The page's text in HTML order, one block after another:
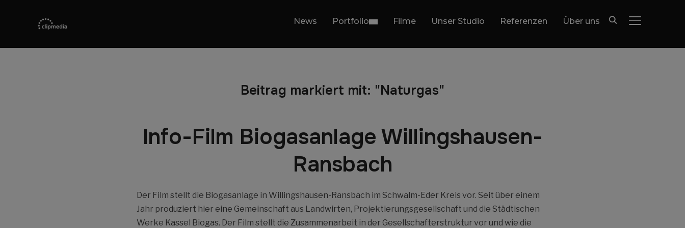
News Portfolio Filme Unser Studio Referenzen Über uns
Beitrag markiert mit: "Naturgas"
Info-Film Biogasanlage Willingshausen-
Ransbach
Der Film stellt die Biogasanlage in Willingshausen-Ransbach im Schwalm-Eder Kreis vor. Seit über einem
Jahr produziert hier eine Gemeinschaft aus Landwirten, Projektierungsgesellschaft und die Städtischen
Werke Kassel Biogas. Der Film stellt die Zusammenarbeit in der Gesellschafterstruktur vor und wie die